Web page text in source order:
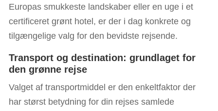
Europas smukkeste landskaber eller en uge i et
certificeret grønt hotel, er der i dag konkrete og
tilgængelige valg for den bevidste rejsende.
Transport og destination: grundlaget for
den grønne rejse
Valget af transportmiddel er den enkeltfaktor der
har størst betydning for din rejses samlede